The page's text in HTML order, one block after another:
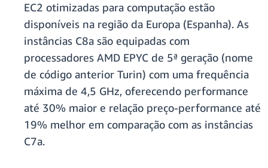
EC2 otimizadas para computação estão
disponíveis na região da Europa (Espanha). As
instâncias C8a são equipadas com
processadores AMD EPYC de 5ª geração (nome
de código anterior Turin) com uma frequência
máxima de 4,5 GHz, oferecendo performance
até 30% maior e relação preço-performance até
19% melhor em comparação com as instâncias
C7a.